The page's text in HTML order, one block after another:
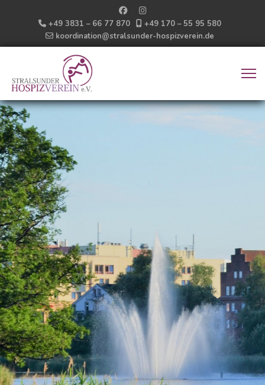
+49 3831 – 66 77 870
+49 170 – 55 95 580
koordination@stralsunder-hospizverein.de